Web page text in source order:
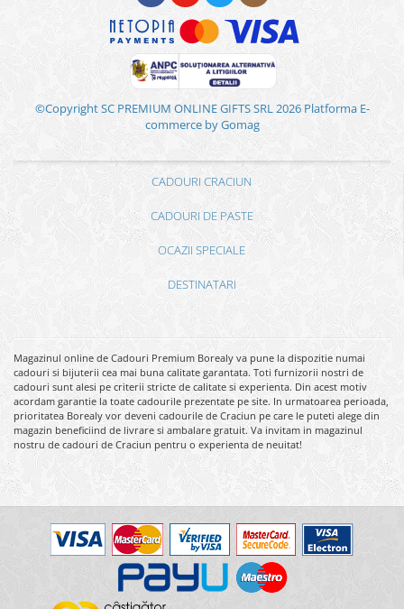
©Copyright SC PREMIUM ONLINE GIFTS SRL 2026 Platforma E-
commerce by Gomag
CADOURI CRACIUN
CADOURI DE PASTE
OCAZII SPECIALE
DESTINATARI
Magazinul online de Cadouri Premium Borealy va pune la dispozitie numai
cadouri si bijuterii cea mai buna calitate garantata. Toti furnizorii nostri de
cadouri sunt alesi pe criterii stricte de calitate si experienta. Din acest motiv
acordam garantie la toate cadourile prezentate pe site. In urmatoarea perioada,
prioritatea Borealy vor deveni cadourile de Craciun pe care le puteti alege din
magazin beneficiind de livrare si ambalare gratuit. Va invitam in magazinul
nostru de cadouri de Craciun pentru o experienta de neuitat!